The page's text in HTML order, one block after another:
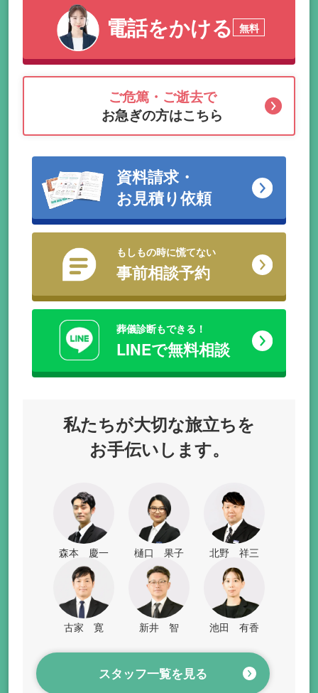
電話をかける 無料
ご危篤・ご逝去で
お急ぎの方はこちら
資料請求・
お見積り依頼
もしもの時に慌てない
事前相談予約
葬儀診断もできる！
LINEで無料相談
私たちが大切な旅立ちを
お手伝いします。
森本 慶一 樋口 果子 北野 祥三
古家 寛 新井 智 池田 有香
スタッフ一覧を見る